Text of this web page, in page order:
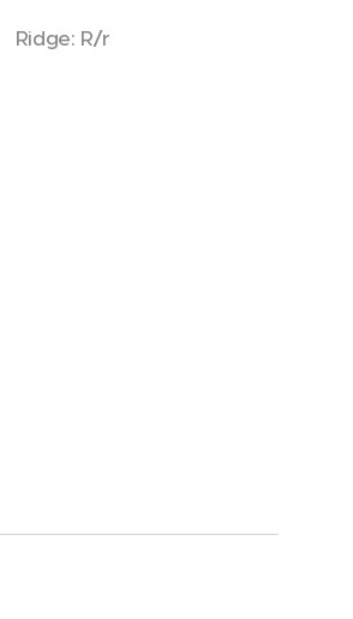
Ridge: R/r